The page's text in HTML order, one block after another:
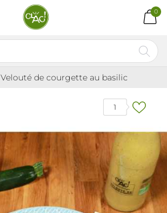
0
Velouté de courgette au basilic
1